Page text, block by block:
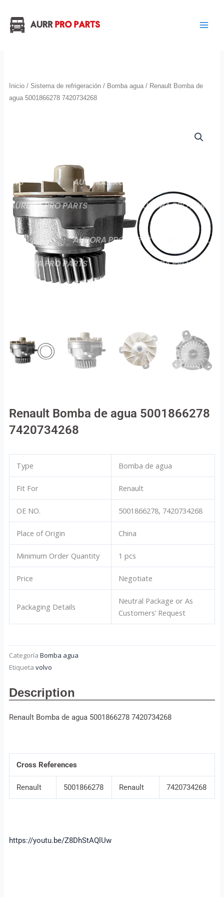
contenido
Inicio/ Sistema de refrigeración/ Bomba agua/ Renault Bomba de
agua 5001866278 7420734268
Renault Bomba de agua 5001866278
7420734268
Type Bomba de agua
Fit For Renault
OE NO. 5001866278, 7420734268
Place of Origin China
Minimum Order Quantity 1 pcs
Price Negotiate
Packaging Details
Neutral Package or As
Customers’ Request
Categoría Bomba agua
Etiqueta volvo
Description
Renault Bomba de agua 5001866278 7420734268
Cross References
Renault 5001866278 Renault 7420734268
https://youtu.be/Z8DhStAQlUw